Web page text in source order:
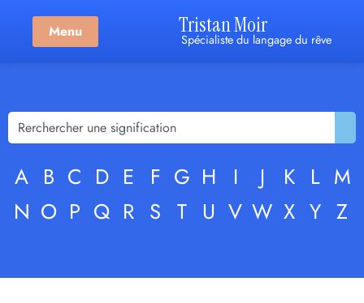
Menu Tristan Moir
Spécialiste du langage du rêve
A B C D E F G H I J K L M
N O P Q R S T U V W X Y Z